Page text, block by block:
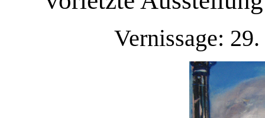
Vernissage: